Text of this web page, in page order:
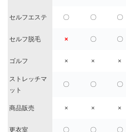
セルフエステ 〇 〇 〇
セルフ脱毛 × 〇 〇
ゴルフ × × ×
ストレッチマ
ット
〇 〇 〇
商品販売 × × ×
更衣室 〇 〇 〇